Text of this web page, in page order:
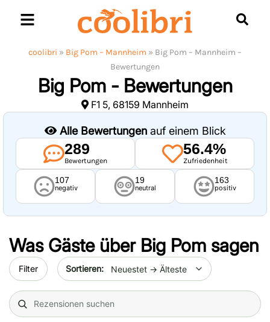
coolibri » Big Pom – Mannheim » Big Pom – Mannheim –
Bewertungen
Big Pom - Bewertungen
F1 5, 68159 Mannheim
Alle Bewertungenauf einem Blick
289
Bewertungen
56.4%
Zufriedenheit
107
negativ
19
neutral
163
positiv
Was Gäste über Big Pom sagen
Filter Sort by date
Search (title/text)